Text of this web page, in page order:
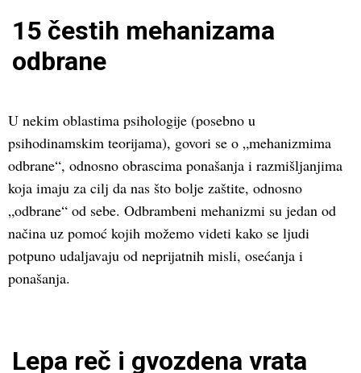
15 čestih mehanizama
odbrane
U nekim oblastima psihologije (posebno u
psihodinamskim teorijama), govori se o „mehanizmima
odbrane“, odnosno obrascima ponašanja i razmišljanjima
koja imaju za cilj da nas što bolje zaštite, odnosno
„odbrane“ od sebe. Odbrambeni mehanizmi su jedan od
načina uz pomoć kojih možemo videti kako se ljudi
potpuno udaljavaju od neprijatnih misli, osećanja i
ponašanja.
Lepa reč i gvozdena vrata